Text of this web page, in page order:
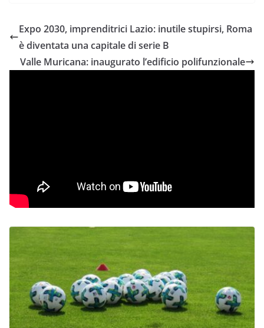
Expo 2030, imprenditrici Lazio: inutile stupirsi, Roma
è diventata una capitale di serie B
Valle Muricana: inaugurato l’edificio polifunzionale